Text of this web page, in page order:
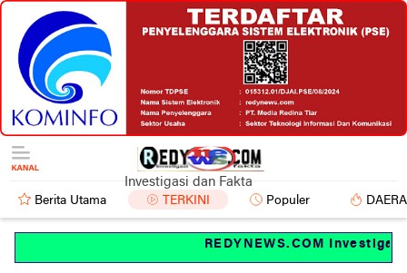
Investigasi dan Fakta
Berita Utama TERKINI Populer
REDYNEWS.COM Investigasi